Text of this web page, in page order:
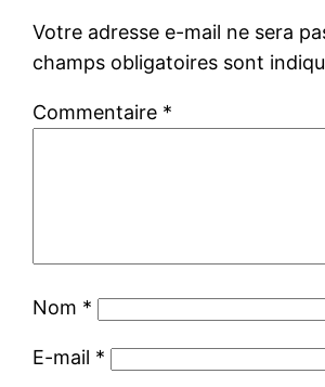
Votre adresse e-mail ne sera
champs obligatoires sont
Commentaire *
Nom *
E-mail *